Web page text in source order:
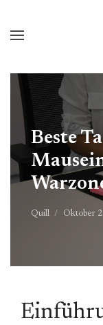
Beste
Quill Oktober